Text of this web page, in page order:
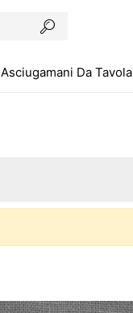
Asciugamani Da Tavola